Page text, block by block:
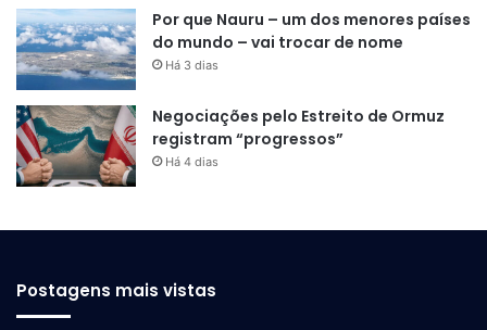
Por que Nauru – um dos menores países
do mundo – vai trocar de nome
Há 3 dias
Negociações pelo Estreito de Ormuz
registram “progressos”
Há 4 dias
Postagens mais vistas